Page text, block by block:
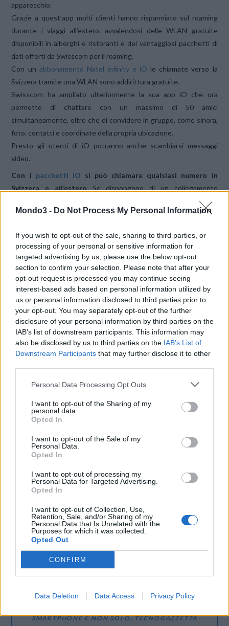
Mondo3 - Do Not Process My Personal Information
If you wish to opt-out of the sale, sharing to third parties, or
processing of your personal or sensitive information for
targeted advertising by us, please use the below opt-out
section to confirm your selection. Please note that after your
opt-out request is processed you may continue seeing
interest-based ads based on personal information utilized by
us or personal information disclosed to third parties prior to
your opt-out. You may separately opt-out of the further
disclosure of your personal information by third parties on the
IAB’s list of downstream participants. This information may
also be disclosed by us to third parties on the IAB’s List of
Downstream Participants that may further disclose it to other
Personal Data Processing Opt Outs
I want to opt-out of the Sharing of my
personal data.
Opted In
I want to opt-out of the Sale of my
Personal Data.
Opted In
I want to opt-out of processing my
Personal Data for Targeted Advertising.
Opted In
I want to opt-out of Collection, Use,
Retention, Sale, and/or Sharing of my
Personal Data that Is Unrelated with the
Purposes for which it was collected.
Opted Out
CONFIRM
Data Deletion Data Access Privacy Policy
apparecchio.
Grazie a quest’app molti clienti hanno risparmiato sul roaming
durante i viaggi all’estero, avvalendosi delle WLAN gratuite
disponibili in alberghi e ristoranti e dei vantaggiosi pacchetti di
dati offerti da Swisscom per il roaming.
Con un abbonamento Natel infinity e iO le chiamate verso la
Svizzera tramite una WLAN sono addirittura gratuite.
Swisscom ha ampliato ulteriormente la sua app iO che ora
permette di chattare con un massimo di 50 amici
simultaneamente, oltre che di convidere in gruppo, come sinora,
foto, contatti e coordinate della propria ubicazione.
Presto gli utenti di iO potranno anche scambiarsi messaggi
video.
Con i pacchetti iO si può chiamare qualsiasi numero in
Svizzera e all’estero Se dispongono di un collegamento
internet, gli utenti di iO possono scambiarsi tra di loro telefonate
e messaggi gratuitamente. I pacchetti iO consentono inoltre di
Nord America e nell’Unione europea. Tutti i dati confidenziali
quali cognome e nome, numero di telefono e contenuto dei
messaggi rimangono custoditi al sicuro su server Swisscom
situati in Svizzera. Un altro vantaggio è che sono codificati tutti i
messaggi e foto inviati nonché le conversazioni mediante
internet.
CONDIVIDI QUESTO ARTICOLO:
E-mail LinkedIn Facebook
X Mastodon Telegram
LE MIGLIORI OFFERTE AMAZON
SMARTPHONE E NON SOLO: TECNOGAZZETTA